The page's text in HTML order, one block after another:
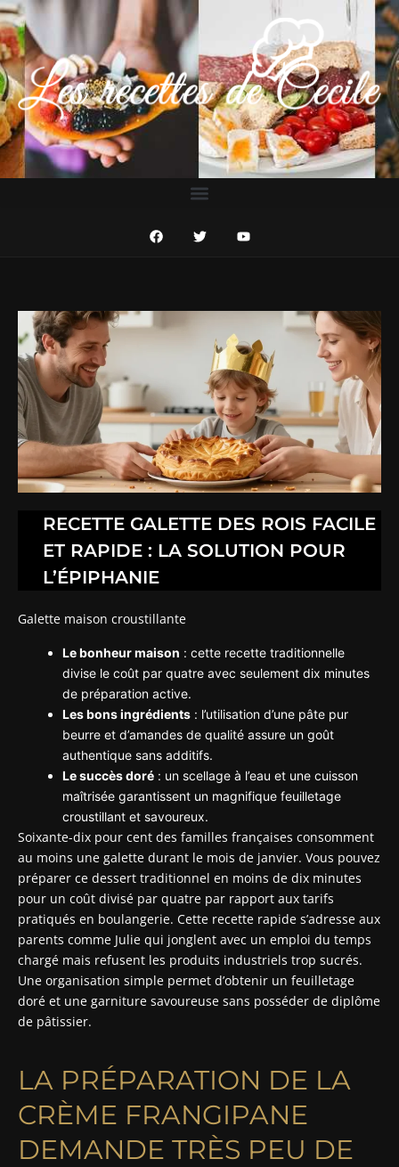
RECETTE GALETTE DES ROIS FACILE
ET RAPIDE : LA SOLUTION POUR
L’ÉPIPHANIE
Galette maison croustillante
Le bonheur maison : cette recette traditionnelle
divise le coût par quatre avec seulement dix minutes
de préparation active.
Les bons ingrédients : l’utilisation d’une pâte pur
beurre et d’amandes de qualité assure un goût
authentique sans additifs.
Le succès doré : un scellage à l’eau et une cuisson
maîtrisée garantissent un magnifique feuilletage
croustillant et savoureux.
Soixante-dix pour cent des familles françaises consomment
au moins une galette durant le mois de janvier. Vous pouvez
préparer ce dessert traditionnel en moins de dix minutes
pour un coût divisé par quatre par rapport aux tarifs
pratiqués en boulangerie. Cette recette rapide s’adresse aux
parents comme Julie qui jonglent avec un emploi du temps
chargé mais refusent les produits industriels trop sucrés.
Une organisation simple permet d’obtenir un feuilletage
doré et une garniture savoureuse sans posséder de diplôme
de pâtissier.
LA PRÉPARATION DE LA
CRÈME FRANGIPANE
DEMANDE TRÈS PEU DE